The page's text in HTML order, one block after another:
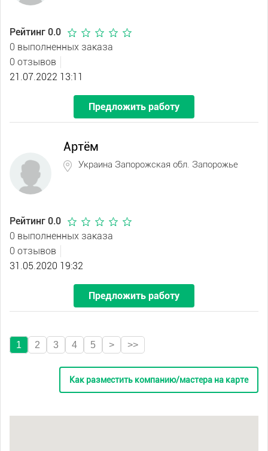
Рейтинг 0.0
0 выполненных заказа
0 отзывов
21.07.2022 13:11
Предложить работу
Артём
Украина Запорожская обл. Запорожье
Рейтинг 0.0
0 выполненных заказа
0 отзывов
31.05.2020 19:32
Предложить работу
1 2 3 4 5 > >>
Как разместить компанию/мастера на карте